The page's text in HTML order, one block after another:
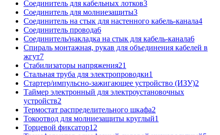
Соединитель для кабельных лотков3
Соединитель для молниезащиты3
Соединитель на стык для настенного кабель-канала4
Соединитель провода6
Соединитель/накладка на стык для кабель-канала6
Спираль монтажная, рукав для объединения кабелей в
жгут7
Стабилизаторы напряжения21
Стальная труба для электропроводки1
Стартер/импульсно-зажигающее устройство (ИЗУ)2
Таймер электронный для электроустановочных
устройств2
Термостат распределительного шкафа2
Токоотвод для молниезащиты круглый1
Торцевой фиксатор12